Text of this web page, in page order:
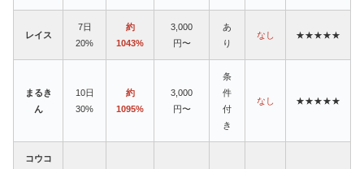
レイス
7日
20%
約
1043%
3,000
円〜
あ
り
なし ★★★★★
まるき
ん
10日
30%
約
1095%
3,000
円〜
条
件
付
き
なし ★★★★★
コウコ